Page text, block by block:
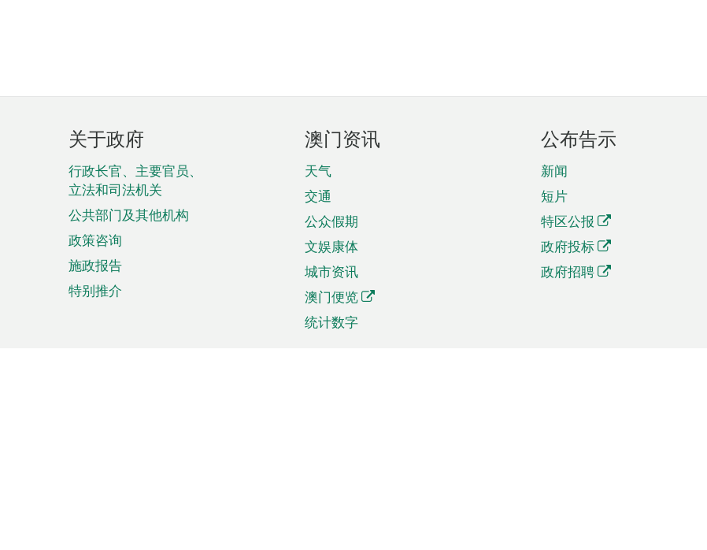
页
脚
菜
单
关于政府
行政长官、主要官员、
立法和司法机关
公共部门及其他机构
政策咨询
施政报告
特别推介
澳门资讯
天气
交通
公众假期
文娱康体
城市资讯
澳门便览
统计数字
公布告示
新闻
短片
特区公报
政府投标
政府招聘